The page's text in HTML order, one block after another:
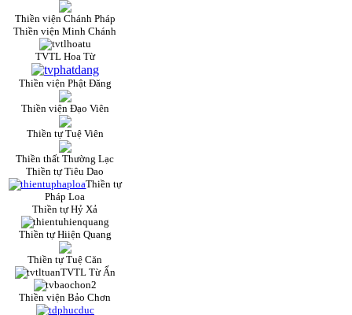
Thiền viện Chánh Pháp
Thiền viện Minh Chánh
TVTL Hoa Từ
Thiền viện Phật Đăng
Thiền viện Đạo Viên
Thiền tự Tuệ Viên
Thiền thất Thường Lạc
Thiền tự Tiêu Dao
Thiền tự
Pháp Loa
Thiền tự Hỷ Xả
Thiền tự Hiiện Quang
Thiền tự Tuệ Căn
TVTL Từ Ấn
Thiền viện Bảo Chơn